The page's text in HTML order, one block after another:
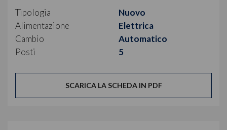
Tipologia
Nuovo
Alimentazione
Elettrica
Cambio
Automatico
Posti
5
SCARICA LA SCHEDA IN PDF